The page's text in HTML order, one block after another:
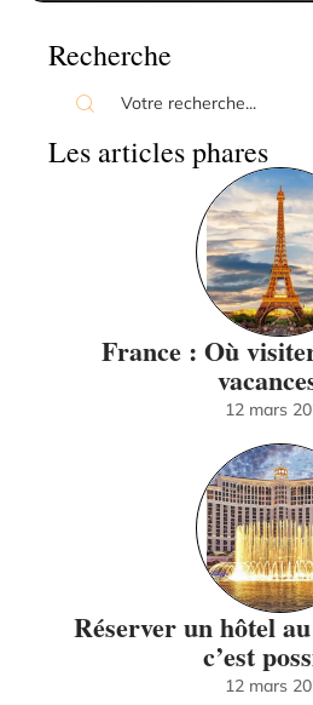
Recherche
Les articles phares
France : Où
12 mars
Réserver un hôtel
c’est
12 mars